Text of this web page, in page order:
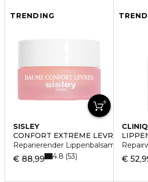
TRENDING
SISLEY
CONFORT EXTRÊME LÈVRES
Reparierender Lippenbalsam
€ 88,99 4.8 53 €